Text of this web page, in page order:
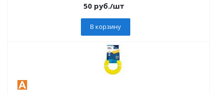
50руб./шт
В корзину